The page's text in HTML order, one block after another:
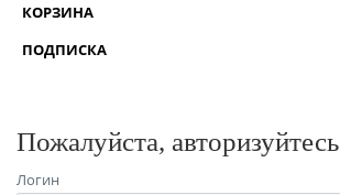
КОРЗИНА
ПОДПИСКА
Пожалуйста, авторизуйтесь
Логин